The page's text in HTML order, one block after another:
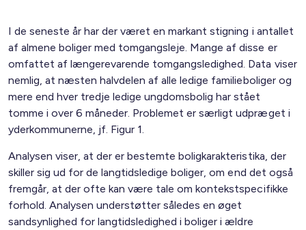
I de seneste år har der været en markant stigning i antallet
af almene boliger med tomgangsleje. Mange af disse er
omfattet af længerevarende tomgangsledighed. Data viser
nemlig, at næsten halvdelen af alle ledige familieboliger og
mere end hver tredje ledige ungdomsbolig har stået
tomme i over 6 måneder. Problemet er særligt udpræget i
yderkommunerne, jf. Figur 1.
Analysen viser, at der er bestemte boligkarakteristika, der
skiller sig ud for de langtidsledige boliger, om end det også
fremgår, at der ofte kan være tale om kontekstspecifikke
forhold. Analysen understøtter således en øget
sandsynlighed for langtidsledighed i boliger i ældre